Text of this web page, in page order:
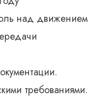
над движением
требованиями.